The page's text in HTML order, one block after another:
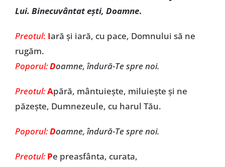
Lui. Binecuvântat ești, Doamne.
Preotul: Iară și iară, cu pace, Domnului să ne
rugăm.
Poporul:Doamne, îndură-Te spre noi.
Preotul:Apără, mântuiește, miluiește și ne
păzește, Dumnezeule, cu harul Tău.
Poporul:Doamne, îndură-Te spre noi.
Preotul: Pe preasfânta, curata,